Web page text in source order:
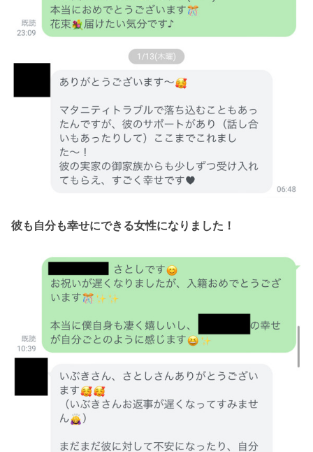
彼も自分も幸せにできる女性になりました！